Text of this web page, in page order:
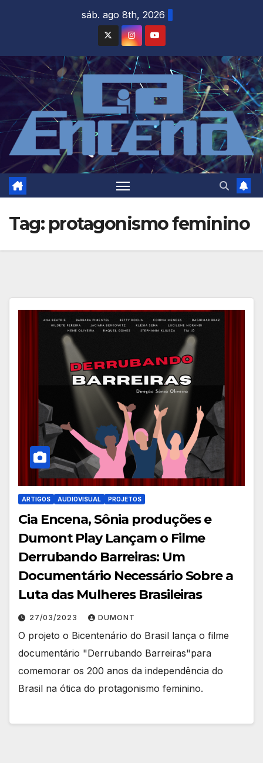
sáb. ago 8th, 2026
Tag: protagonismo feminino
ARTIGOS AUDIOVISUAL PROJETOS
Cia Encena, Sônia produções e
Dumont Play Lançam o Filme
Derrubando Barreiras: Um
Documentário Necessário Sobre a
Luta das Mulheres Brasileiras
27/03/2023 DUMONT
O projeto o Bicentenário do Brasil lança o filme
documentário "Derrubando Barreiras"para
comemorar os 200 anos da independência do
Brasil na ótica do protagonismo feminino.